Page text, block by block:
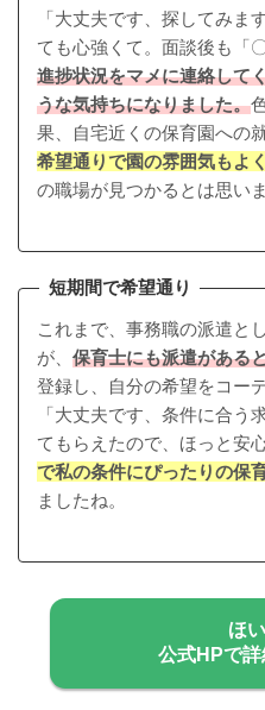
「大丈夫です、探してみま
ても心強くて。面談後も「
進捗状況をマメに連絡して
うな気持ちになりました。
果、自宅近くの保育園への
希望通りで園の雰囲気もよく
の職場が見つかるとは思い
短期間で希望通り
これまで、事務職の派遣と
が、 保育士にも派遣がある
登録し、自分の希望をコー
「大丈夫です、条件に合う
てもらえたので、ほっと安
で私の条件にぴったりの保
ましたね。
ほ
公式HPで